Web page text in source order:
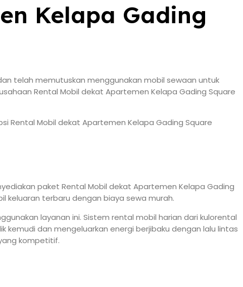
Kelapa Gading
telah memutuskan menggunakan mobil sewaan untuk
Rental Mobil dekat Apartemen Kelapa Gading Square
Rental Mobil dekat Apartemen Kelapa Gading Square
paket Rental Mobil dekat Apartemen Kelapa Gading
keluaran terbaru dengan biaya sewa murah.
layanan ini. Sistem rental mobil harian dari kulorental
dan mengeluarkan energi berjibaku dengan lalu lintas
kompetitif.